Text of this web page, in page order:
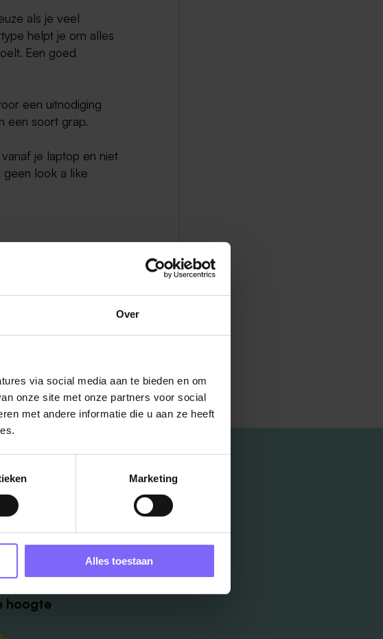
Over
via social media aan te bieden en om
onze site met onze partners voor social
met andere informatie die u aan ze heeft
Marketing
Alles toestaan
als je veel
helpt je om alles
Een goed
een uitnodiging
een soort grap.
je laptop en niet
geen look a like
hoogte